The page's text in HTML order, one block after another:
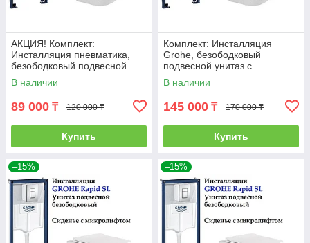
АКЦИЯ! Комплект:
Инсталляция пневматика,
безободковый подвесной
унитаз ТОРНАДО
В наличии
89 000 ₸ 120 000 ₸
Купить
Комплект: Инсталляция
Grohe, безободковый
подвесной унитаз с
микролифтом SA-203
В наличии
145 000 ₸ 170 000 ₸
Купить
–15% –15%